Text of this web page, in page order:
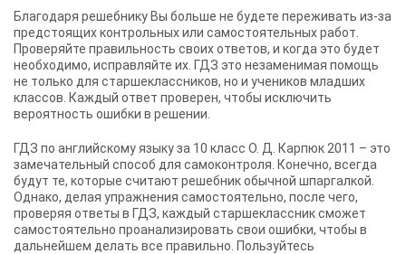
Благодаря решебнику Вы больше не будете переживать из-за
предстоящих контрольных или самостоятельных работ.
Проверяйте правильность своих ответов, и когда это будет
необходимо, исправляйте их. ГДЗ это незаменимая помощь
не только для старшеклассников, но и учеников младших
классов. Каждый ответ проверен, чтобы исключить
вероятность ошибки в решении.
ГДЗ по английскому языку за 10 класс О. Д. Карпюк 2011 – это
замечательный способ для самоконтроля. Конечно, всегда
будут те, которые считают решебник обычной шпаргалкой.
Однако, делая упражнения самостоятельно, после чего,
проверяя ответы в ГДЗ, каждый старшеклассник сможет
самостоятельно проанализировать свои ошибки, чтобы в
дальнейшем делать все правильно. Пользуйтесь